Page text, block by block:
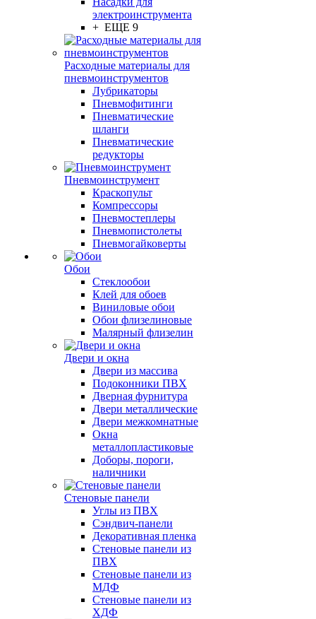
электроинструмента
+ ЕЩЕ 9
Расходные материалы для
пневмоинструментов
Лубрикаторы
Пневмофитинги
Пневматические
шланги
Пневматические
редукторы
Пневмоинструмент
Краскопульт
Компрессоры
Пневмостеплеры
Пневмопистолеты
Пневмогайковерты
Обои
Стеклообои
Клей для обоев
Виниловые обои
Обои флизелиновые
Малярный флизелин
Двери и окна
Двери из массива
Подоконники ПВХ
Дверная фурнитура
Двери металлические
Двери межкомнатные
Окна
металлопластиковые
Доборы, пороги,
наличники
Стеновые панели
Углы из ПВХ
Сэндвич-панели
Декоративная пленка
Стеновые панели из
ПВХ
Стеновые панели из
МДФ
Стеновые панели из
ХДФ